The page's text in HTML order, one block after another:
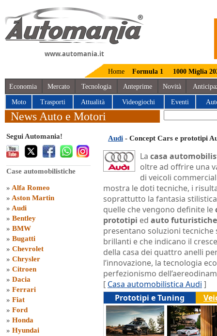
www.automania.it
Home Formula 1 1000 Miglia
Economia Mercato Tecnologia Anteprime Novità
Moto Trasporti Attualità Videogiochi Eventi
News Auto e Motori
Segui Automania!
Case automobilistiche
» Alfa Romeo
» Aston Martin
» Audi
» Bentley
» BMW
» Bugatti
» Chevrolet
» Chrysler
» Citroen
» Dacia
» Ferrari
» Fiat
» Ford
» Honda
» Hyundai
Audi - Concept Cars e prototipi
La casa
oltre ad offrire una
di veicoli
mostra le doti tecniche, i
soprattutto la fantasia
quelle che vengono definite le
prototipi ed auto futuristiche
presentano soluzioni tecniche
brillanti e che indicano il
della casa dei quattro anelli
l’innovazione, la tecnologia
perfezionismo
[ Casa automobilistica Audi ]
Prototipi e Tuning